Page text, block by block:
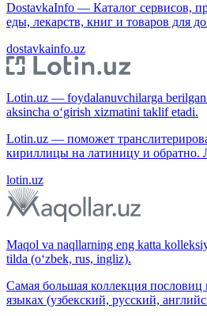
DostavkaInfo — Каталог сервисов,
еды, лекарств, книг и товаров для
dostavkainfo.uz
Lotin.uz — foydalanuvchilarga
aksincha o‘girish xizmatini taklif etadi.
Lotin.uz — поможет
кириллицы на латиницу и обратно.
lotin.uz
Maqol va naqllarning eng katta
tilda (o‘zbek, rus, ingliz).
Самая большая коллекция пословиц
языках (узбекский, русский,